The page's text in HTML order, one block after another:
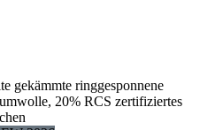
gekämmte ringgesponnene
20% RCS zertifiziertes